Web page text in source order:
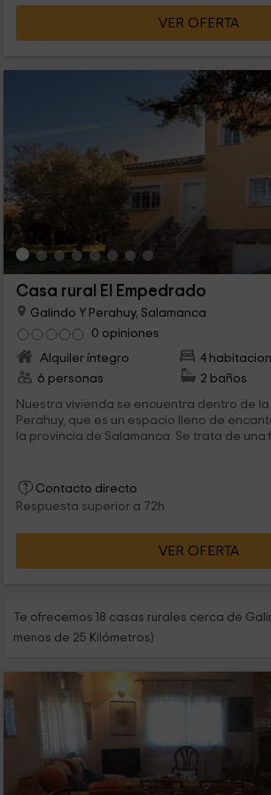
VER OFERTA
Casa rural El Empedrado
Galindo Y Perahuy, Salamanca
0 opiniones
Alquiler íntegro
4
6 personas
2 baños
Nuestra vivienda se encuentra dentro de
Perahuy, que es un espacio lleno de
la provincia de Salamanca. Se trata de una
Contacto directo
Respuesta superior a 72h
VER OFERTA
Te ofrecemos 18 casas rurales cerca de
menos de 25 Kilómetros)